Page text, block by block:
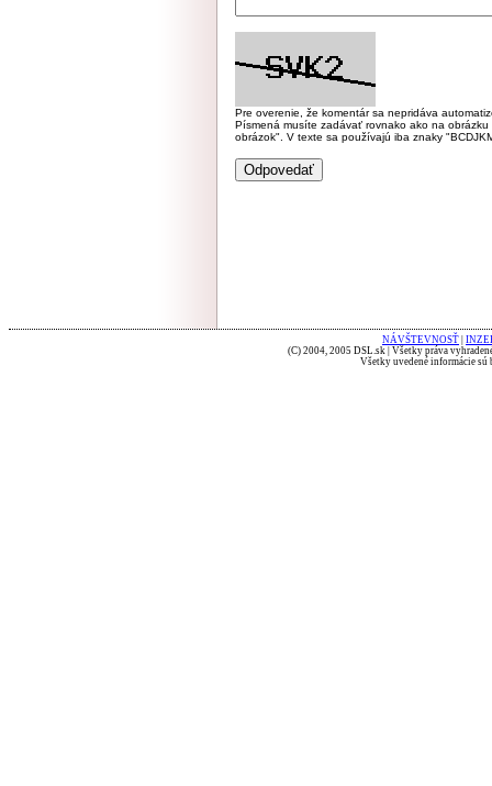
Pre overenie, že komentár sa nepridáva
Písmená musíte zadávať rovnako ako na
obrázok". V texte sa používajú iba znaky
NÁVŠTEVNOSŤ
(C) 2004, 2005 DSL.sk | Všetky práva
Všetky uvedené informácie sú